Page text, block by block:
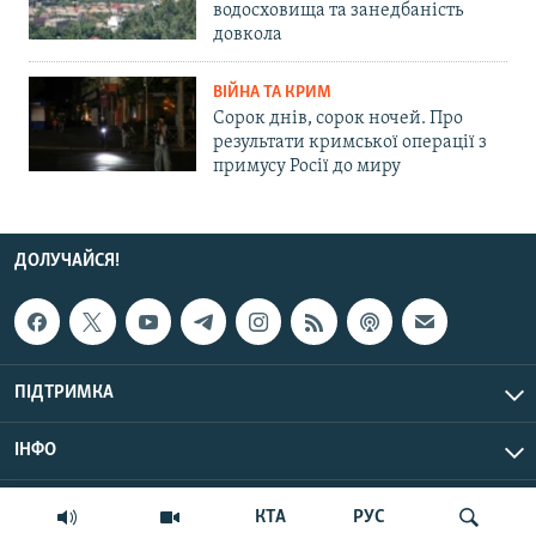
КТА РУС
водосховища та занедбаність
довкола
ВІЙНА ТА КРИМ
Сорок днів, сорок ночей. Про
результати кримської операції з
примусу Росії до миру
ДОЛУЧАЙСЯ!
ПІДТРИМКА
ІНФО
© Крим.Реалії, 2026 | Усі права застережено.